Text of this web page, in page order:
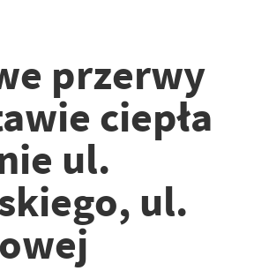
przerwy
ciepła
ul.
ul.